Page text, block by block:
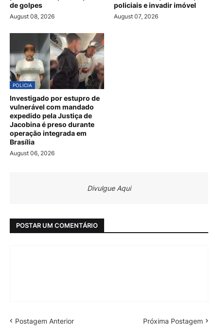
de golpes
August 08, 2026
policiais e invadir imóvel
August 07, 2026
POLICIA
Investigado por estupro de
vulnerável com mandado
expedido pela Justiça de
Jacobina é preso durante
operação integrada em
Brasília
August 06, 2026
Divulgue Aqui
POSTAR UM COMENTÁRIO
Postagem Anterior Próxima Postagem